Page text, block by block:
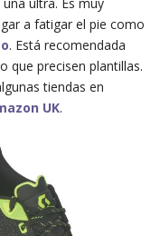
a fatigar el pie como
. Está recomendada
que precisen plantillas.
tiendas en
UK.